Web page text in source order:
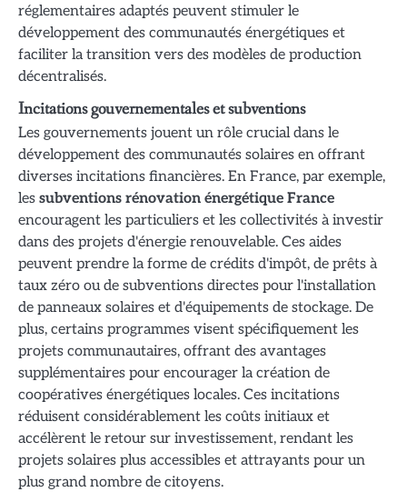
réglementaires adaptés peuvent stimuler le
développement des communautés énergétiques et
faciliter la transition vers des modèles de production
décentralisés.
Incitations gouvernementales et subventions
Les gouvernements jouent un rôle crucial dans le
développement des communautés solaires en offrant
diverses incitations financières. En France, par exemple,
les subventions rénovation énergétique France
encouragent les particuliers et les collectivités à investir
dans des projets d'énergie renouvelable. Ces aides
peuvent prendre la forme de crédits d'impôt, de prêts à
taux zéro ou de subventions directes pour l'installation
de panneaux solaires et d'équipements de stockage. De
plus, certains programmes visent spécifiquement les
projets communautaires, offrant des avantages
supplémentaires pour encourager la création de
coopératives énergétiques locales. Ces incitations
réduisent considérablement les coûts initiaux et
accélèrent le retour sur investissement, rendant les
projets solaires plus accessibles et attrayants pour un
plus grand nombre de citoyens.